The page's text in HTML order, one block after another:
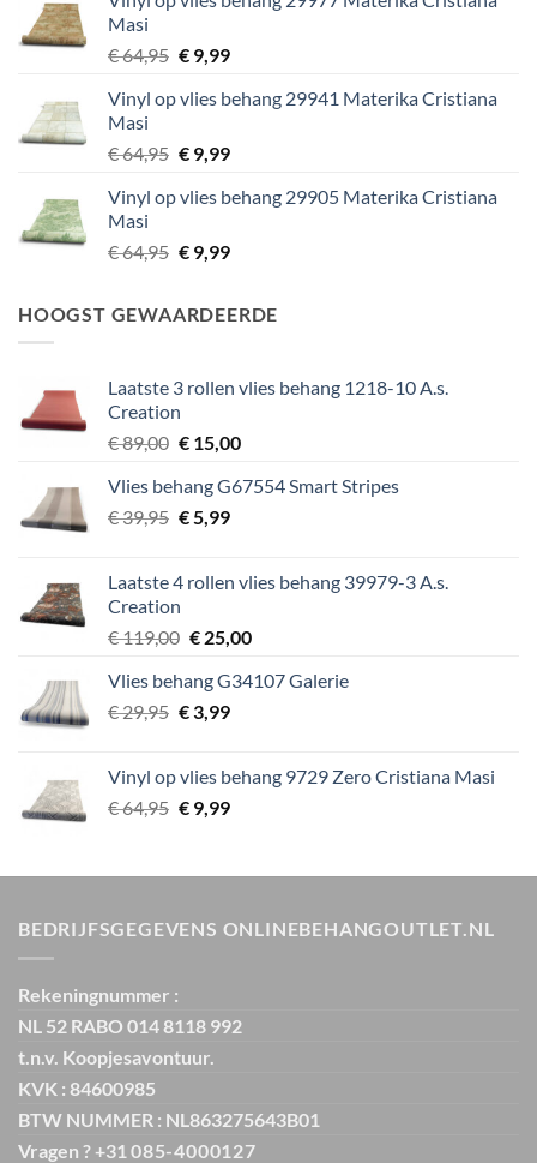
€ 29,95.€ 5,99.
Masi
€64,95 Oorspronkelijke
was:
€9,99Huidige
is:
Vinyl op vlies behang 29941 Materika Cristiana
Masi
€64,95 Oorspronkelijke
was:
€9,99Huidige
is:
Vinyl op vlies behang 29905 Materika Cristiana
Masi
€64,95 Oorspronkelijke
€ 64,95.
€9,99Huidige
€ 9,99.
HOOGST GEWAARDEERDE
Laatste 3 rollen vlies behang 1218-10 A.s.
Creation
€89,00 Oorspronkelijke
was:
€ 89,00.
€15,00Huidige
is:
Vlies behang G67554 Smart Stripes
€39,95 Oorspronkelijke
€ 39,95.
€5,99Huidige
€ 5,99.
Laatste 4 rollen vlies behang 39979-3 A.s.
Creation
€119,00 Oorspronkelijke
was:
€ 119,00.
€25,00Huidige
is:
Vlies behang G34107 Galerie
€29,95 Oorspronkelijke
€ 29,95.
€3,99Huidige
€ 3,99.
Vinyl op vlies behang 9729 Zero Cristiana Masi
€64,95 Oorspronkelijke
€ 64,95.
€9,99Huidige
€ 9,99.
BEDRIJFSGEGEVENS ONLINEBEHANGOUTLET.NL
Rekeningnummer :
NL 52 RABO 014 8118 992
t.n.v. Koopjesavontuur.
KVK : 84600985
BTW NUMMER : NL863275643B01
Vragen ? +31 085-4000127